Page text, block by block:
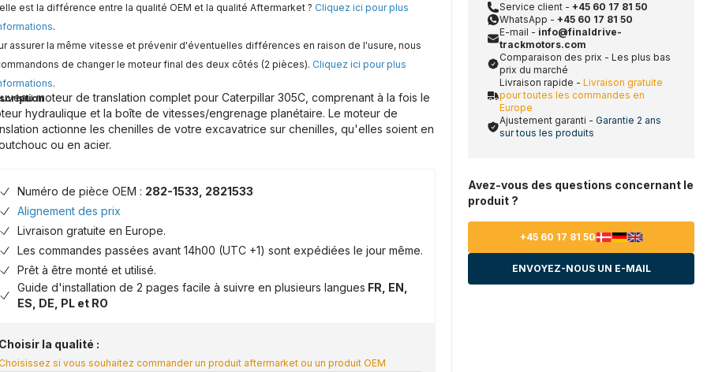
est la différence entre la qualité OEM et la qualité Aftermarket ? Cliquez ici pour plus
.
assurer la même vitesse et prévenir d'éventuelles différences en raison de l'usure, nous
de changer le moteur final des deux côtés (2 pièces). Cliquez ici pour plus
.
moteur de translation complet pour Caterpillar 305C, comprenant à la fois le
hydraulique et la boîte de vitesses/engrenage planétaire. Le moteur de
actionne les chenilles de votre excavatrice sur chenilles, qu'elles soient en
ou en acier.
Numéro de pièce OEM : 282-1533, 2821533
Alignement des prix
Livraison gratuite en Europe.
Les commandes passées avant 14h00 (UTC +1) sont expédiées le jour même.
Prêt à être monté et utilisé.
Guide d'installation de 2 pages facile à suivre en plusieurs langues FR, EN,
ES, DE, PL et RO
Choisir la qualité :
si vous souhaitez commander un produit aftermarket ou un produit OEM
Service client - +45 60 17 81 50
WhatsApp - +45 60 17 81 50
E-mail - info@finaldrive-
trackmotors.com
Comparaison des prix - Les plus bas
prix du marché
Livraison rapide - Livraison gratuite
pour toutes les commandes en
Europe
Ajustement garanti - Garantie 2 ans
sur tous les produits
Avez-vous des questions concernant le
produit ?
+45 60 17 81 50
ENVOYEZ-NOUS UN E-MAIL